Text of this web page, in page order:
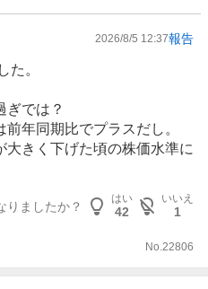
2026/8/5 12:37報告
た。
ぎでは？
年同期比でプラスだし。
きく下げた頃の株価水準に
後半あるので放置！！
りましたか？
はい
42
いいえ
1
No. 22806